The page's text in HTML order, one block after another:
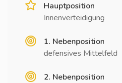
Hauptposition
Innenverteidigung
1. Nebenposition
defensives Mittelfeld
2. Nebenposition